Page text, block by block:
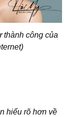
thành công của
hiểu rõ hơn về